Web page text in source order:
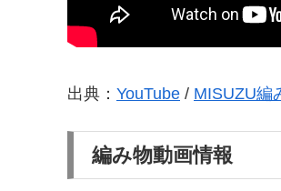
出典： YouTube / MISUZU編
編み物動画情報